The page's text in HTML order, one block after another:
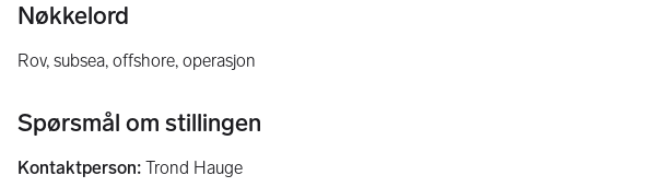
Nøkkelord
rov, subsea, offshore, operasjon
Spørsmål om stillingen
Kontaktperson: Trond Hauge